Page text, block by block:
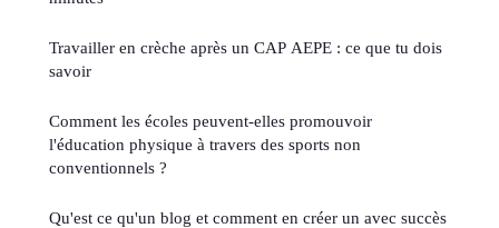
Travailler en crèche après un CAP AEPE : ce que tu dois
savoir
Comment les écoles peuvent-elles promouvoir
l'éducation physique à travers des sports non
conventionnels ?
Qu'est ce qu'un blog et comment en créer un avec succès